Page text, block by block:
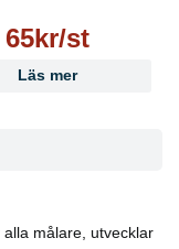
65kr/st
Läs mer
målare, utvecklar